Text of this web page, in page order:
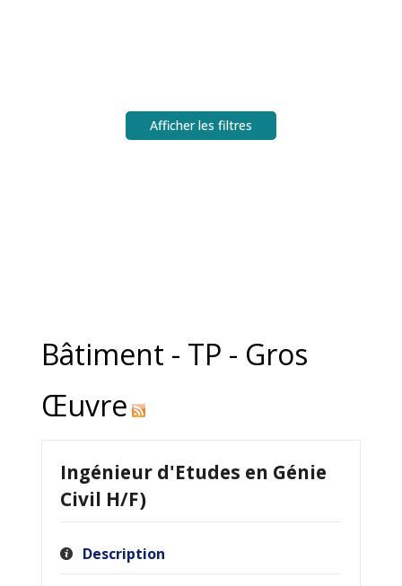
Afficher les filtres
Bâtiment - TP - Gros
Œuvre
Ingénieur d'Etudes en Génie
Civil H/F)
Description